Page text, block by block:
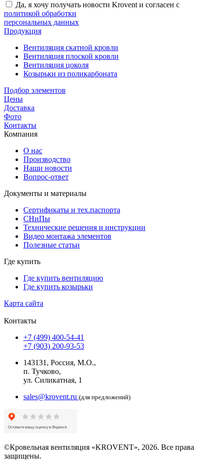
Да, я хочу получать новости Krovent и согласен с
политикой обработки
персональных данных
Продукция
Вентиляция скатной кровли
Вентиляция плоской кровли
Вентиляция цоколя
Козырьки из поликарбоната
Подбор элементов
Цены
Доставка
Фото
Контакты
Компания
О нас
Производство
Наши новости
Вопрос-ответ
Документы и материалы
Сертификаты и тех.паспорта
СНиПы
Технические решения и инструкции
Видео монтажа элементов
Полезные статьи
Где купить
Где купить вентиляцию
Где купить козырьки
Карта сайта
Контакты
+7 (499) 400-54-41
+7 (903) 200-93-53
143131, Россия, М.О.,
п. Тучково,
ул. Силикатная, 1
sales@krovent.ru (для предложений)
©Кровельная вентиляция «KROVENT», 2026. Все права
защищены.